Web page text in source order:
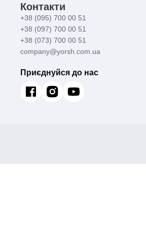
Контакти
+38 (095) 700 00 51
+38 (097) 700 00 51
+38 (073) 700 00 51
company@yorsh.com.ua
Приєднуйся до нас